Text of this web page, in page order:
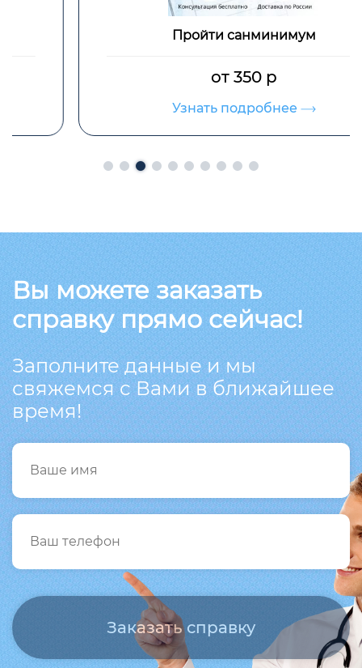
Пройти санминимум
от 350 р
Узнать подробнее
Вы можете заказать
справку прямо сейчас!
Заполните данные и мы
свяжемся с Вами в ближайшее
время!